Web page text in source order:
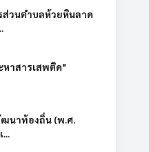
วนตำบลห้วยหินลาด
หาสารเสพติด"
นาท้องถิ่น (พ.ศ.